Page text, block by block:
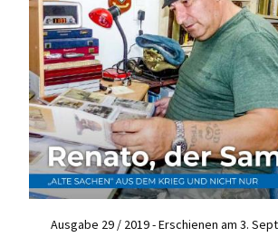
Ausgabe 29 / 2019 - Erschienen am 3.